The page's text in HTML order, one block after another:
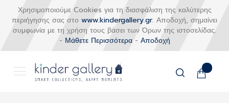
Χρησιμοποιούμε Cookies για τη διασφάλιση της καλύτερης
περιήγησης σας στο www.kindergallery.gr. Αποδοχή, σημαίνει
συμφωνία με τη χρήση τους βάσει των Όρων της ιστοσελίδας.
- Μάθετε Περισσότερα- Αποδοχή
Το